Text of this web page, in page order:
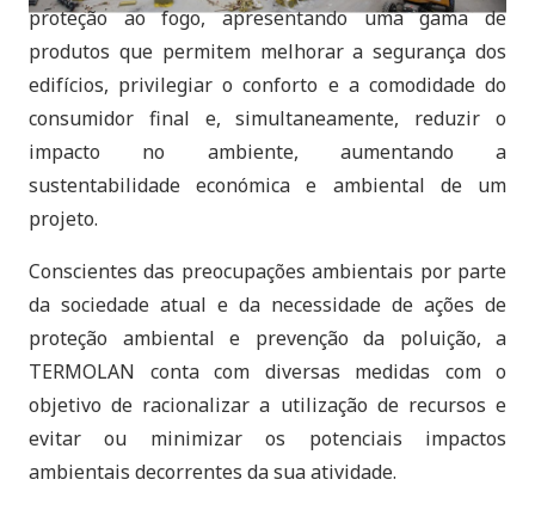
proteção ao fogo, apresentando uma gama de
produtos que permitem melhorar a segurança dos
edifícios, privilegiar o conforto e a comodidade do
consumidor final e, simultaneamente, reduzir o
impacto no ambiente, aumentando a
sustentabilidade económica e ambiental de um
projeto.
Conscientes das preocupações ambientais por parte
da sociedade atual e da necessidade de ações de
proteção ambiental e prevenção da poluição, a
TERMOLAN conta com diversas medidas com o
objetivo de racionalizar a utilização de recursos e
evitar ou minimizar os potenciais impactos
ambientais decorrentes da sua atividade.